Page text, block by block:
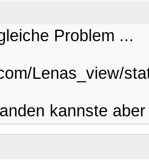
Problem ...
Lenas_view/
kannste